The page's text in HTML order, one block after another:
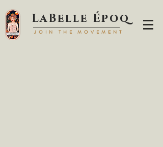
LaBelle Époq
JOIN TH E MOVEMENT